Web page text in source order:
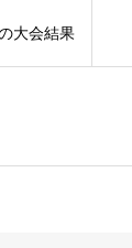
大会結果